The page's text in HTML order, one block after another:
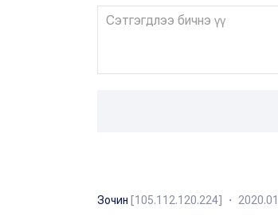
Зочин [105.112.120.224] ・